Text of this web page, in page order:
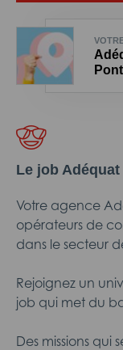
Le job Adéquat
Votre agence
opérateurs de
dans le secteur
Rejoignez un
job qui met du
Des missions